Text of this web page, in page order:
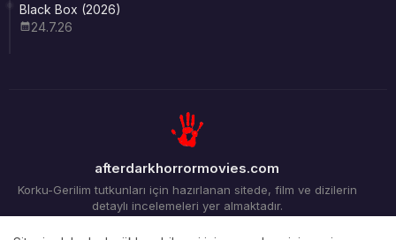
Black Box (2026)
24.7.26
afterdarkhorrormovies.com
Korku-Gerilim tutkunları için hazırlanan sitede, film ve dizilerin
detaylı incelemeleri yer almaktadır.